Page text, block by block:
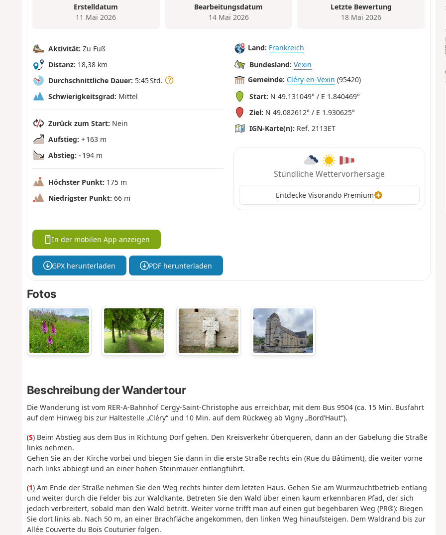
Erstelldatum
11 Mai 2026
Bearbeitungsdatum
14 Mai 2026
Letzte Bewertung
18 Mai 2026
Aktivität: Zu Fuß
Distanz: 18,38 km
Durchschnittliche Dauer: 5:45 Std.
Schwierigkeitsgrad: Mittel
Zurück zum Start: Nein
Aufstieg: + 163 m
Abstieg: - 194 m
Höchster Punkt: 175 m
Niedrigster Punkt: 66 m
Land: Frankreich
Bundesland: Vexin
Gemeinde: Cléry-en-Vexin (95420)
Start: N 49.131049° / E 1.840469°
Ziel: N 49.082612° / E 1.930625°
IGN-Karte(n): Ref. 2113ET
Stündliche Wettervorhersage
Entdecke Visorando Premium
In der mobilen App anzeigen
GPX herunterladen PDF herunterladen
Fotos
Beschreibung der Wandertour
Die Wanderung ist vom RER-A-Bahnhof Cergy-Saint-Christophe aus erreichbar, mit dem Bus 9504 (ca. 15 Min. Busfahrt
auf dem Hinweg bis zur Haltestelle „Cléry“ und 10 Min. auf dem Rückweg ab Vigny „Bord’Haut“).
(S) Beim Abstieg aus dem Bus in Richtung Dorf gehen. Den Kreisverkehr überqueren, dann an der Gabelung die Straße
links nehmen.
Gehen Sie an der Kirche vorbei und biegen Sie dann in die erste Straße rechts ein (Rue du Bâtiment), die weiter vorne
nach links abbiegt und an einer hohen Steinmauer entlangführt.
(1) Am Ende der Straße nehmen Sie den Weg rechts hinter dem letzten Haus. Gehen Sie am Wurmzuchtbetrieb entlang
und weiter durch die Felder bis zur Waldkante. Betreten Sie den Wald über einen kaum erkennbaren Pfad, der sich
jedoch verbreitert, sobald man den Wald betritt. Weiter vorne trifft man auf einen gut begehbaren Weg (PR®): Biegen
Sie dort links ab. Nach 50 m, an einer Brachfläche angekommen, den linken Weg hinaufsteigen. Dem Waldrand bis zur
Allée Couverte du Bois Couturier folgen.